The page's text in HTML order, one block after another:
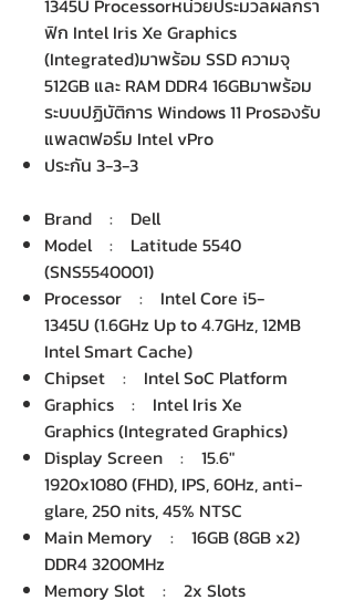
1345U Processorหน่วยประมวลผลกรา
ฟิก Intel Iris Xe Graphics
(Integrated)มาพร้อม SSD ความจุ
512GB และ RAM DDR4 16GBมาพร้อม
ระบบปฏิบัติการ Windows 11 Proรองรับ
แพลตฟอร์ม Intel vPro
ประกัน 3-3-3
Brand : Dell
Model : Latitude 5540
(SNS5540001)
Processor : Intel Core i5-
1345U (1.6GHz Up to 4.7GHz, 12MB
Intel Smart Cache)
Chipset : Intel SoC Platform
Graphics : Intel Iris Xe
Graphics (Integrated Graphics)
Display Screen : 15.6"
1920x1080 (FHD), IPS, 60Hz, anti-
glare, 250 nits, 45% NTSC
Main Memory : 16GB (8GB x2)
DDR4 3200MHz
Memory Slot : 2x Slots